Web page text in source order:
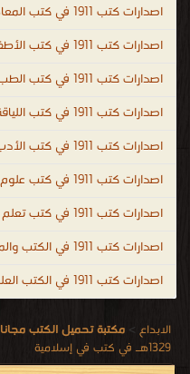
اصدارات كتب 1911 في كتب المعاجم واللغات
اصدارات كتب 1911 في كتب الأطفال قصص ومجلات
اصدارات كتب 1911 في كتب الطب
اصدارات كتب 1911 في كتب اللياقة البدنية والصحة العامة
اصدارات كتب 1911 في كتب الأدب
اصدارات كتب 1911 في كتب علوم سياسية وقانونية
اصدارات كتب 1911 في كتب تعلم اللغات
اصدارات كتب 1911 في الكتب والموسوعات العامة
اصدارات كتب 1911 في الكتب العلمية
الابداع > مكتبة تحميل الكتب مجانا
1329هـ في كتب في إسلامية